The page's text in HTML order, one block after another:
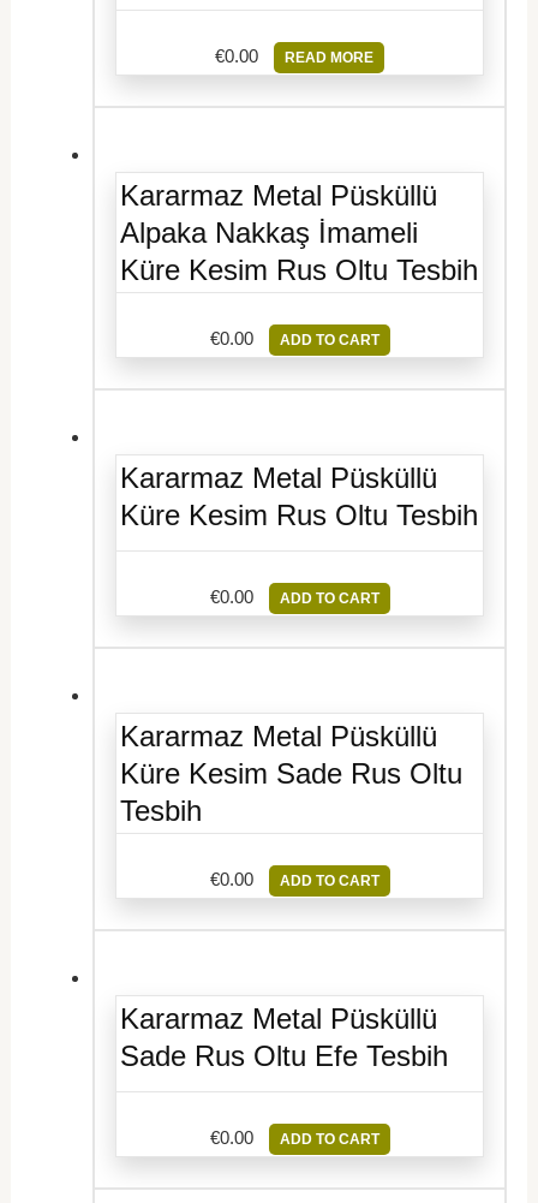
€0.00 READ MORE
Kararmaz Metal Püsküllü
Alpaka Nakkaş İmameli
Küre Kesim Rus Oltu Tesbih
€0.00 ADD TO CART
Kararmaz Metal Püsküllü
Küre Kesim Rus Oltu Tesbih
€0.00 ADD TO CART
Kararmaz Metal Püsküllü
Küre Kesim Sade Rus Oltu
Tesbih
€0.00 ADD TO CART
Kararmaz Metal Püsküllü
Sade Rus Oltu Efe Tesbih
€0.00 ADD TO CART